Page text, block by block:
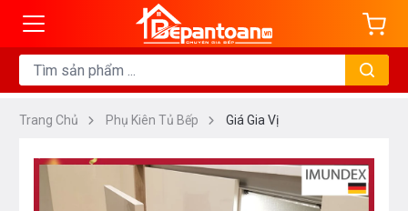
Trang Chủ Phụ Kiên Tủ Bếp Giá Gia Vị